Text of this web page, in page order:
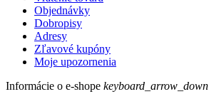
Objednávky
Dobropisy
Adresy
Zľavové kupóny
Moje upozornenia
Informácie o e-shope keyboard_arrow_down